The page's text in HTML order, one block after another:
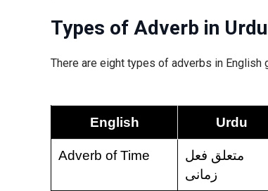
Types of Adverb in Urdu
There are eight types of adverbs in English
English Urdu
Adverb of Time
متعلق فعل
زمانی